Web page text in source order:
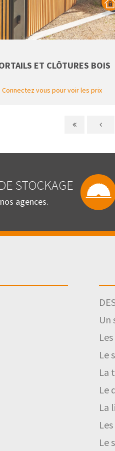
ET CLÔTURES BOIS
Connectez vous pour voir les prix
STOCKAGE
agences.
Un
Le
La
Le
La
Le